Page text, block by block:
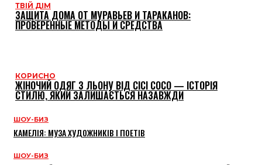
ТВІЙ ДІМ
ЗАЩИТА ДОМА ОТ МУРАВЬЕВ И ТАРАКАНОВ:
ПРОВЕРЕННЫЕ МЕТОДЫ И СРЕДСТВА
КОРИСНО
ЖІНОЧИЙ ОДЯГ З ЛЬОНУ ВІД CICI COCO — ІСТОРІЯ
СТИЛЮ, ЯКИЙ ЗАЛИШАЄТЬСЯ НАЗАВЖДИ
ШОУ-БИЗ
КАМЕЛІЯ: МУЗА ХУДОЖНИКІВ І ПОЕТІВ
ШОУ-БИЗ